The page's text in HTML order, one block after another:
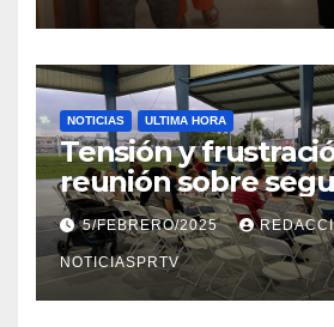
NOTICIAS ULTIMA HORA
Tensión y
reunión sobre
Reparto
5/FEBRERO/2025
NOTICIASPRTV